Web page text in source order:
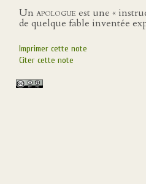
Un apologue est une «
de quelque fable inventée
Imprimer cette note
Citer cette note